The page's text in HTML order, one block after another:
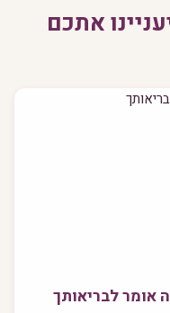
אתכם
אומר לבריאותך